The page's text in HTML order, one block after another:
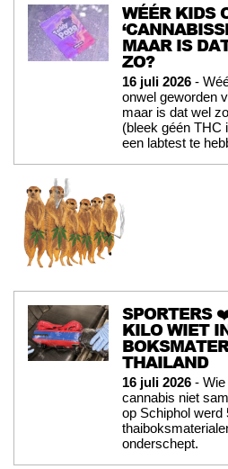
WÉÉR KIDS
MAAR IS
ZO?
16 juli 2026 -
onwel geworden
maar is dat wel
(bleek géén THC
een labtest te
SPORTERS
KILO WIET
THAILAND
16 juli 2026 -
cannabis niet
op Schiphol werd
onderschept.